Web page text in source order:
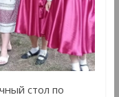
стол по